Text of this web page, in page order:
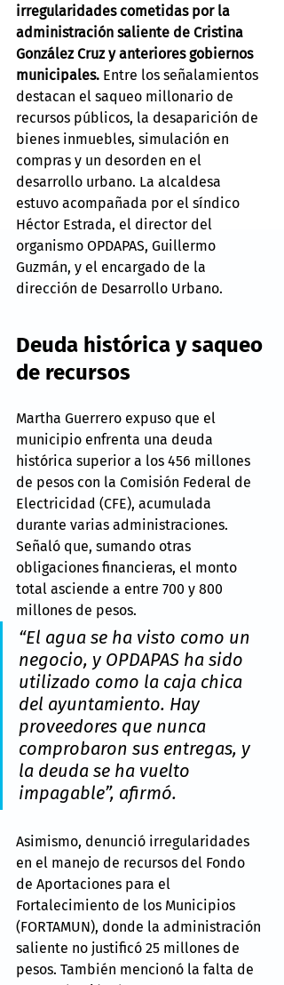
irregularidades cometidas por la
administración saliente de Cristina
González Cruz y anteriores gobiernos
municipales. Entre los señalamientos
destacan el saqueo millonario de
recursos públicos, la desaparición de
bienes inmuebles, simulación en
compras y un desorden en el
desarrollo urbano. La alcaldesa
estuvo acompañada por el síndico
Héctor Estrada, el director del
organismo OPDAPAS, Guillermo
Guzmán, y el encargado de la
dirección de Desarrollo Urbano.
Deuda histórica y saqueo
de recursos
Martha Guerrero expuso que el
municipio enfrenta una deuda
histórica superior a los 456 millones
de pesos con la Comisión Federal de
Electricidad (CFE), acumulada
durante varias administraciones.
Señaló que, sumando otras
obligaciones financieras, el monto
total asciende a entre 700 y 800
millones de pesos.
“El agua se ha visto como un
negocio, y OPDAPAS ha sido
utilizado como la caja chica
del ayuntamiento. Hay
proveedores que nunca
comprobaron sus entregas, y
la deuda se ha vuelto
impagable”, afirmó.
Asimismo, denunció irregularidades
en el manejo de recursos del Fondo
de Aportaciones para el
Fortalecimiento de los Municipios
(FORTAMUN), donde la administración
saliente no justificó 25 millones de
pesos. También mencionó la falta de